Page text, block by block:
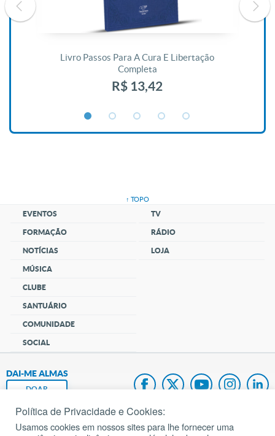
Livro Passos Para A Cura E Libertação
Completa
R$ 13,42
↑ TOPO
EVENTOS
FORMAÇÃO
NOTÍCIAS
MÚSICA
CLUBE
SANTUÁRIO
COMUNIDADE
SOCIAL
TV
RÁDIO
LOJA
DAI-ME ALMAS
DOAR
Fundação João Paulo II
Política de Privacidade e Cookies:
Usamos cookies em nossos sites para lhe fornecer uma